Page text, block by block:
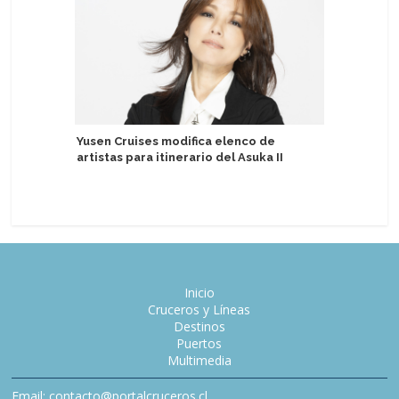
Yusen Cruises modifica elenco de
artistas para itinerario del Asuka II
Inicio
Cruceros y Líneas
Destinos
Puertos
Multimedia